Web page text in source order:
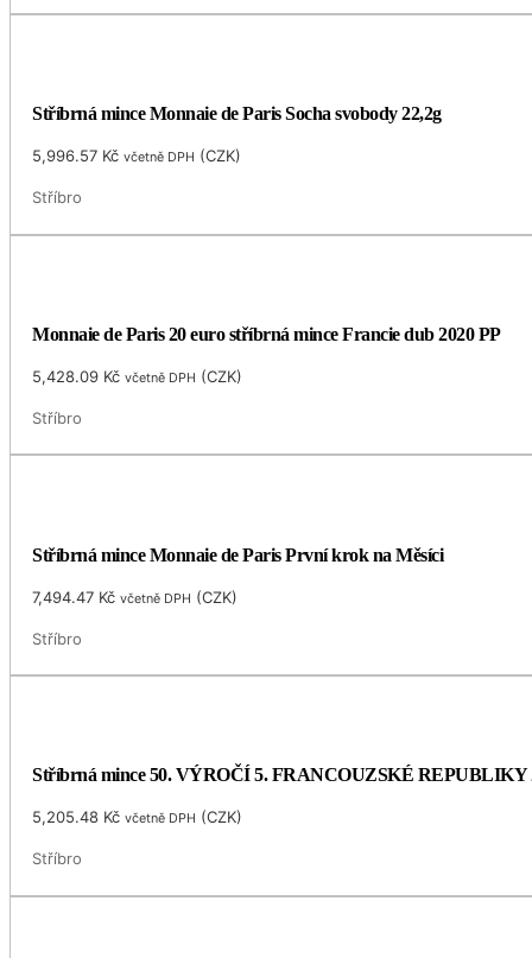
Stříbrná mince Monnaie de Paris Socha svobody 22,2g
5,996.57 Kč včetně DPH (CZK)
Stříbro
Monnaie de Paris 20 euro stříbrná mince Francie dub 2020 PP
5,428.09 Kč včetně DPH (CZK)
Stříbro
Stříbrná mince Monnaie de Paris První krok na Měsíci
7,494.47 Kč včetně DPH (CZK)
Stříbro
Stříbrná mince 50. VÝROČÍ 5. FRANCOUZSKÉ REPUBLIKY
5,205.48 Kč včetně DPH (CZK)
Stříbro